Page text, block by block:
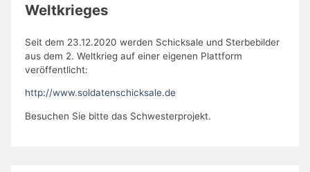
Weltkrieges
Seit dem 23.12.2020 werden Schicksale und Sterbebilder
aus dem 2. Weltkrieg auf einer eigenen Plattform
veröffentlicht:
http://www.soldatenschicksale.de
Besuchen Sie bitte das Schwesterprojekt.